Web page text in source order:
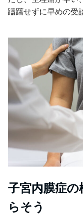
躊躇せずに早めの受
子宮内膜症
らそう